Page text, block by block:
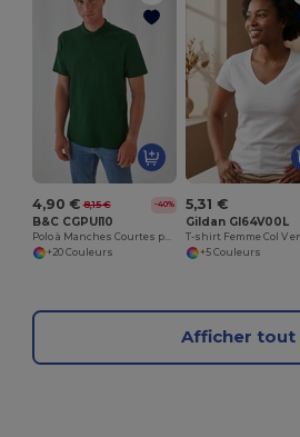
4,90 € 8,15 € -40%
B&C CGPUI10
+20 Couleurs
5,31 €
Gildan GI64V00L
+5 Couleurs
Afficher tout